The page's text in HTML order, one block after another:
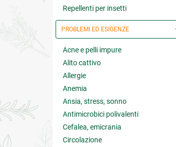
Repellenti per insetti
PROBLEMI ED ESIGENZE
Acne e pelli impure
Alito cattivo
Allergie
Anemia
Ansia, stress, sonno
Antimicrobici polivalenti
Cefalea, emicrania
Circolazione